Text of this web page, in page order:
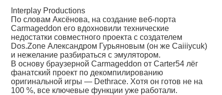
Interplay Productions
По словам Аксёнова, на создание веб-порта
Carmageddon его вдохновили технические
недостатки совместного проекта с создателем
Dos.Zone Александром Гурьяновым (он же Caiiiycuk)
и нежелание разбираться с эмулятором.
В основу браузерной Carmageddon от Carter54 лёг
фанатский проект по декомпилированию
оригинальной игры — Dethrace. Хотя он готов не на
100 %, все ключевые функции уже работали.